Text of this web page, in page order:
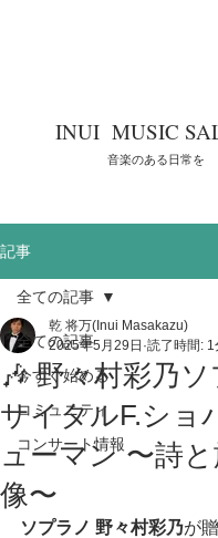
​INUI MUSIC
​音楽のある日常を
記事
全ての記事
今すぐ始める
コミュニティ
コンサート情報
全ての記事
🎶 野々村彩乃ソ
サイタルF.ショ
ューマン 〜詩
像〜
乾 将万(Inui Masakazu)
2025年5月29日 読了時間: 1
ソプラノ 野々村彩乃が